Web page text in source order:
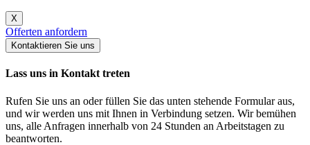
X
Offerten anfordern
Kontaktieren Sie uns
Lass uns in Kontakt treten
Rufen Sie uns an oder füllen Sie das unten stehende Formular aus,
und wir werden uns mit Ihnen in Verbindung setzen. Wir bemühen
uns, alle Anfragen innerhalb von 24 Stunden an Arbeitstagen zu
beantworten.